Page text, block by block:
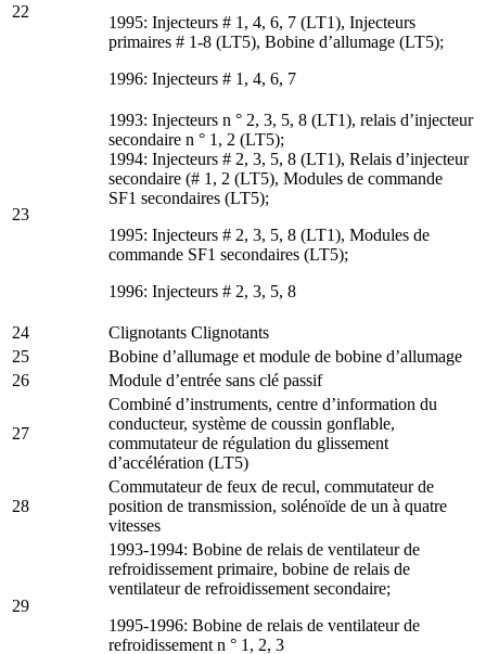
22
1995: Injecteurs # 1, 4, 6, 7 (LT1), Injecteurs
primaires # 1-8 (LT5), Bobine d’allumage (LT5);
1996: Injecteurs # 1, 4, 6, 7
23
1993: Injecteurs n ° 2, 3, 5, 8 (LT1), relais d’injecteur
secondaire n ° 1, 2 (LT5);
1994: Injecteurs # 2, 3, 5, 8 (LT1), Relais d’injecteur
secondaire (# 1, 2 (LT5), Modules de commande
SF1 secondaires (LT5);
1995: Injecteurs # 2, 3, 5, 8 (LT1), Modules de
commande SF1 secondaires (LT5);
1996: Injecteurs # 2, 3, 5, 8
24
Clignotants Clignotants
25
Bobine d’allumage et module de bobine d’allumage
26
Module d’entrée sans clé passif
27
Combiné d’instruments, centre d’information du
conducteur, système de coussin gonflable,
commutateur de régulation du glissement
d’accélération (LT5)
28
Commutateur de feux de recul, commutateur de
position de transmission, solénoïde de un à quatre
vitesses
29
1993-1994: Bobine de relais de ventilateur de
refroidissement primaire, bobine de relais de
ventilateur de refroidissement secondaire;
1995-1996: Bobine de relais de ventilateur de
refroidissement n ° 1, 2, 3